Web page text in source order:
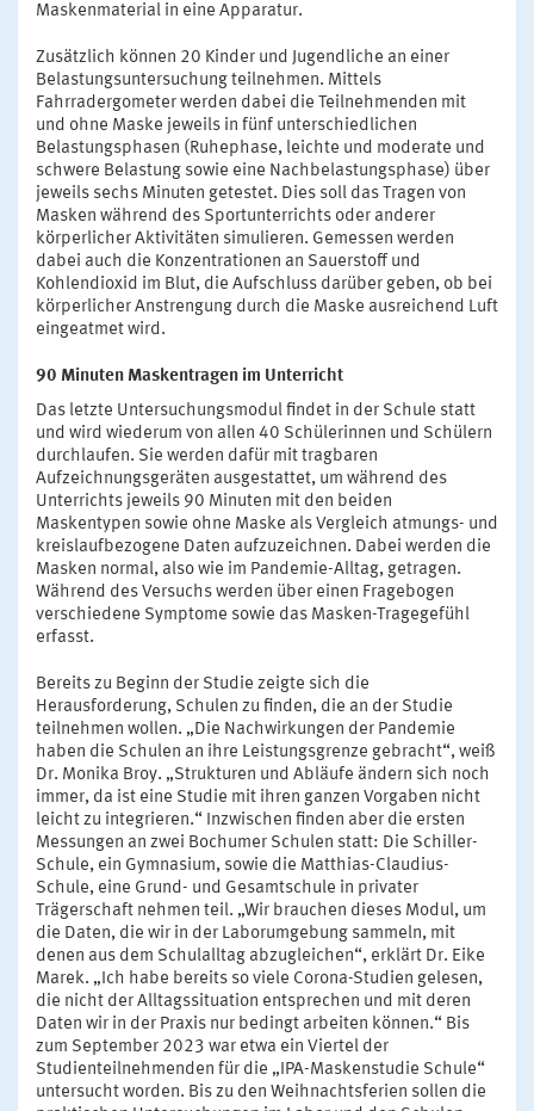
Maskenmaterial in eine Apparatur.
Zusätzlich können 20 Kinder und Jugendliche an einer
Belastungsuntersuchung teilnehmen. Mittels
Fahrradergometer werden dabei die Teilnehmenden mit
und ohne Maske jeweils in fünf unterschiedlichen
Belastungsphasen (Ruhephase, leichte und moderate und
schwere Belastung sowie eine Nachbelastungsphase) über
jeweils sechs Minuten getestet. Dies soll das Tragen von
Masken während des Sportunterrichts oder anderer
körperlicher Aktivitäten simulieren. Gemessen werden
dabei auch die Konzentrationen an Sauerstoff und
Kohlendioxid im Blut, die Aufschluss darüber geben, ob bei
körperlicher Anstrengung durch die Maske ausreichend Luft
eingeatmet wird.
90 Minuten Maskentragen im Unterricht
Das letzte Untersuchungsmodul findet in der Schule statt
und wird wiederum von allen 40 Schülerinnen und Schülern
durchlaufen. Sie werden dafür mit tragbaren
Aufzeichnungsgeräten ausgestattet, um während des
Unterrichts jeweils 90 Minuten mit den beiden
Maskentypen sowie ohne Maske als Vergleich atmungs- und
kreislaufbezogene Daten aufzuzeichnen. Dabei werden die
Masken normal, also wie im Pandemie-Alltag, getragen.
Während des Versuchs werden über einen Fragebogen
verschiedene Symptome sowie das Masken-Tragegefühl
erfasst.
Bereits zu Beginn der Studie zeigte sich die
Herausforderung, Schulen zu finden, die an der Studie
teilnehmen wollen. „Die Nachwirkungen der Pandemie
haben die Schulen an ihre Leistungsgrenze gebracht“, weiß
Dr. Monika Broy. „Strukturen und Abläufe ändern sich noch
immer, da ist eine Studie mit ihren ganzen Vorgaben nicht
leicht zu integrieren.“ Inzwischen finden aber die ersten
Messungen an zwei Bochumer Schulen statt: Die Schiller-
Schule, ein Gymnasium, sowie die Matthias-Claudius-
Schule, eine Grund- und Gesamtschule in privater
Trägerschaft nehmen teil. „Wir brauchen dieses Modul, um
die Daten, die wir in der Laborumgebung sammeln, mit
denen aus dem Schulalltag abzugleichen“, erklärt Dr. Eike
Marek. „Ich habe bereits so viele Corona-Studien gelesen,
die nicht der Alltagssituation entsprechen und mit deren
Daten wir in der Praxis nur bedingt arbeiten können.“ Bis
zum September 2023 war etwa ein Viertel der
Studienteilnehmenden für die „IPA-Maskenstudie Schule“
untersucht worden. Bis zu den Weihnachtsferien sollen die